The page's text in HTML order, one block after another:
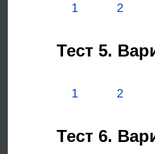
1 2
Тест 5.
1 2
Тест 6.